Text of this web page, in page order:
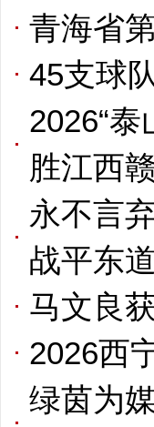
青海省
45支球
2026“
胜江西
永不言
战平东
马文良
2026西
绿茵为